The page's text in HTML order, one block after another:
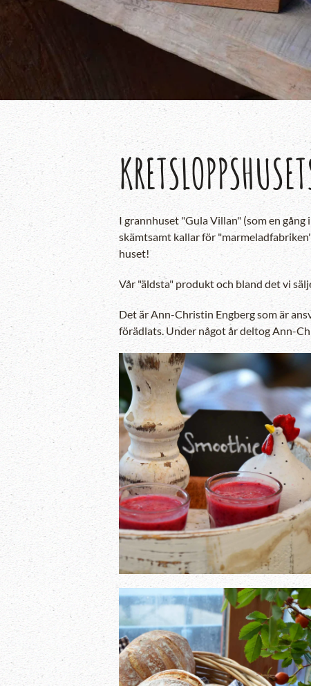
I grannhuset "Gula Villan" (som en
skämtsamt kallar för
huset!
Vår "äldsta" produkt och bland det vi
Det är Ann-Christin Engberg som är
förädlats. Under något år deltog Ann-
Zooma in